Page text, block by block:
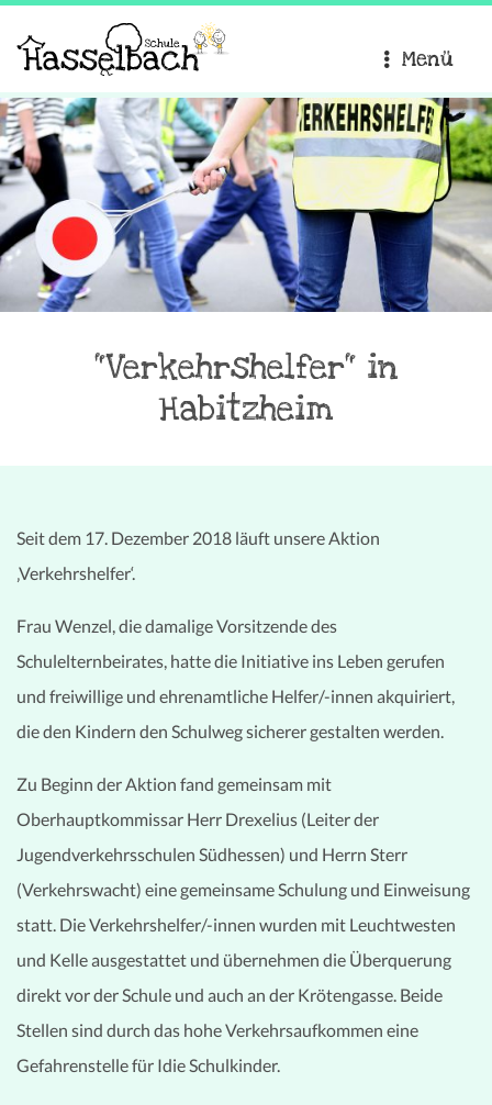
Menü
"Verkehrshelfer" in
Habitzheim
Seit dem 17. Dezember 2018 läuft unsere Aktion
‚Verkehrshelfer‘.
Frau Wenzel, die damalige Vorsitzende des
Schulelternbeirates, hatte die Initiative ins Leben gerufen
und freiwillige und ehrenamtliche Helfer/-innen akquiriert,
die den Kindern den Schulweg sicherer gestalten werden.
Zu Beginn der Aktion fand gemeinsam mit
Oberhauptkommissar Herr Drexelius (Leiter der
Jugendverkehrsschulen Südhessen) und Herrn Sterr
(Verkehrswacht) eine gemeinsame Schulung und Einweisung
statt. Die Verkehrshelfer/-innen wurden mit Leuchtwesten
und Kelle ausgestattet und übernehmen die Überquerung
direkt vor der Schule und auch an der Krötengasse. Beide
Stellen sind durch das hohe Verkehrsaufkommen eine
Gefahrenstelle für Idie Schulkinder.